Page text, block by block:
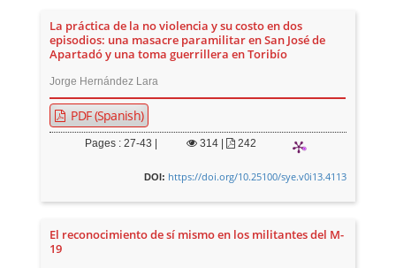
La práctica de la no violencia y su costo en dos
episodios: una masacre paramilitar en San José de
Apartadó y una toma guerrillera en Toribío
Jorge Hernández Lara
PDF (Spanish)
Pages : 27-43 | 314| 242
DOI: https://doi.org/10.25100/sye.v0i13.4113
El reconocimiento de sí mismo en los militantes del M-
19